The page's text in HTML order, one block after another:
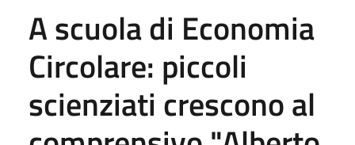
A scuola di Economia
Circolare: piccoli
scienziati crescono al